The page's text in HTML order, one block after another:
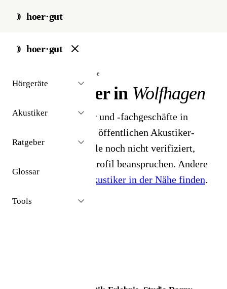
hoer·gut
hoer·gut
Hörgeräte
Akustiker
Ratgeber
Glossar
Tools
start / akustiker / wolfhagen
// stadt · wolfhagen · 2 ergebnisse
Hörakustiker in Wolfhagen
2 Hörgeräteakustiker und -fachgeschäfte in
Wolfhagen. Aus dem öffentlichen Akustiker-
Bestand 2026 - Profile noch nicht verifiziert,
Inhaber können ihr Profil beanspruchen. Andere
Hörakustiker in der Nähe finden.